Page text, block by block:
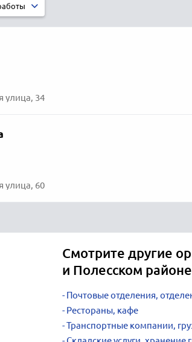
улица, 34
улица, 60
Смотрите другие
и Полесском районе
Почтовые отделения,
Рестораны, кафе
Транспортные компании,